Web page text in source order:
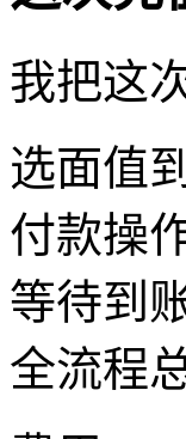
我把这
选面值
付款操
等待到
全流程